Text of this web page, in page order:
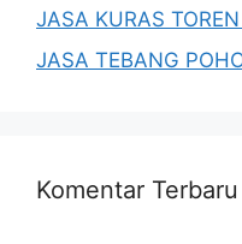
JASA KURAS
JASA TEBANG
Komentar Terbaru